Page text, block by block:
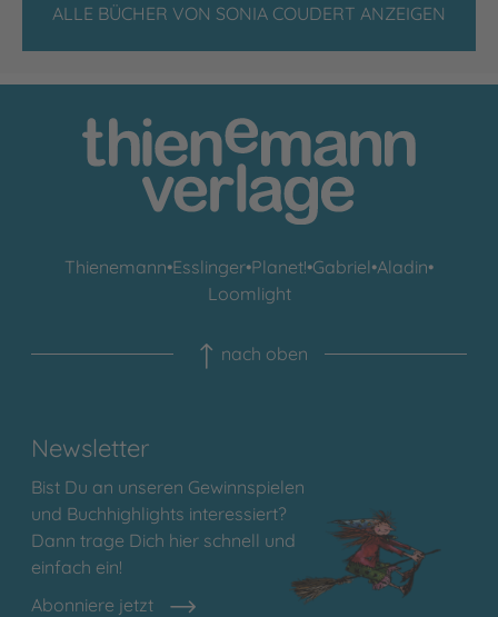
ALLE BÜCHER VON SONIA COUDERT ANZEIGEN
Thienemann•Esslinger•Planet!•Gabriel•Aladin•
Loomlight
nach oben
Newsletter
Bist Du an unseren Gewinnspielen
und Buchhighlights interessiert?
Dann trage Dich hier schnell und
einfach ein!
Abonniere jetzt